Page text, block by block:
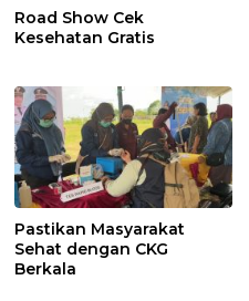
Road Show Cek
Kesehatan Gratis
Pastikan Masyarakat
Sehat dengan CKG
Berkala